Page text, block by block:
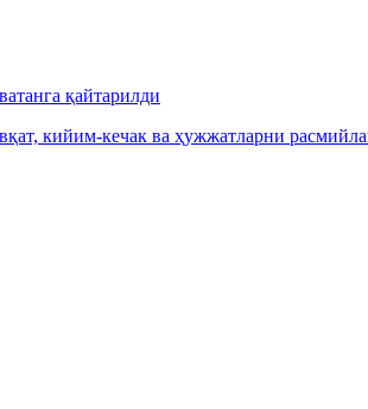
қайтарилди
кийим-кечак ва ҳужжатларни